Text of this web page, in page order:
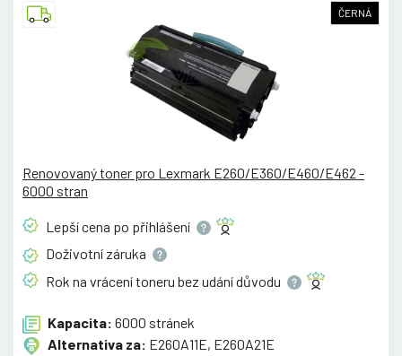
ČERNÁ
Renovovaný toner pro Lexmark E260/E360/E460/E462 -
6000 stran
Lepší cena po přihlášení
Doživotní záruka
Rok na vrácení toneru bez udánídůvodu
Kapacita: 6000 stránek
Alternativa za: E260A11E, E260A21E